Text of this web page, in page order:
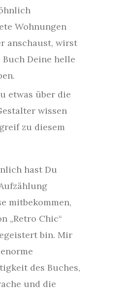
Wohnungen
anschaust, wirst
Buch Deine helle
etwas über die
wissen
zu diesem
hast Du
mitbekommen,
„Retro Chic“
bin. Mir
des Buches,
und die